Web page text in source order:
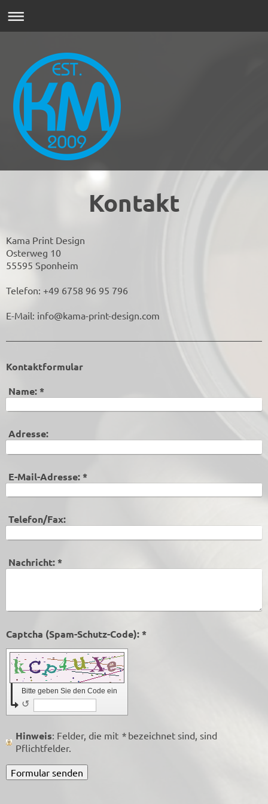
Kontakt
Kama Print Design
Osterweg 10
55595 Sponheim
Telefon: +49 6758 96 95 796
E-Mail: info@kama-print-design.com
Kontaktformular
Name:*
Adresse:
E-Mail-Adresse:*
Telefon/Fax:
Nachricht:*
Captcha (Spam-Schutz-Code): *
Bitte geben Sie den Code ein
↺
Hinweis : Felder, die mit *bezeichnet sind, sind
Pflichtfelder.